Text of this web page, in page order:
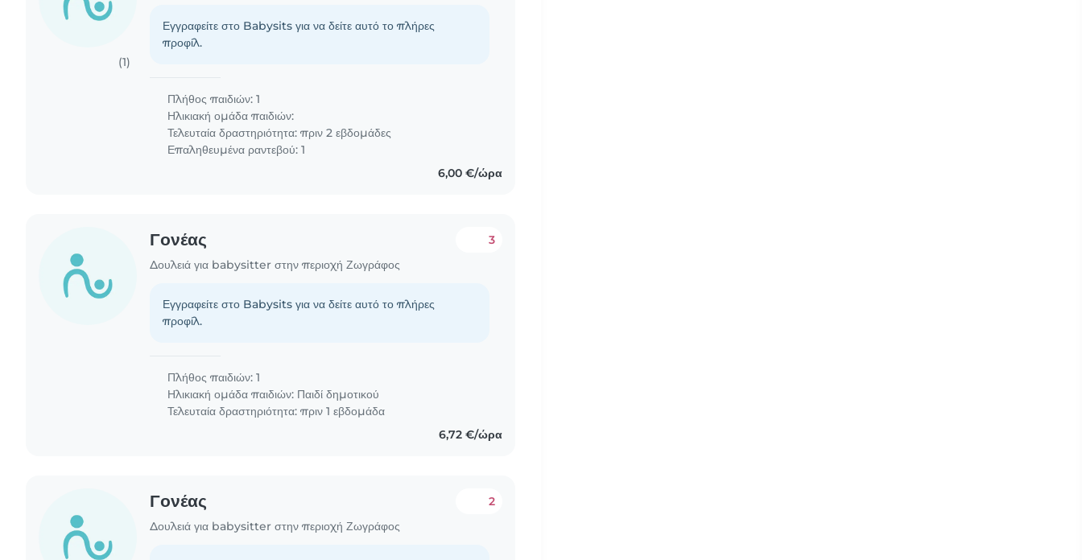
(1)
Εγγραφείτε στο Babysits για να δείτε αυτό το πλήρες
προφίλ.
Πλήθος παιδιών: 1
Ηλικιακή ομάδα παιδιών:
Τελευταία δραστηριότητα: πριν 2 εβδομάδες
Επαληθευμένα ραντεβού: 1
6,00 €/ώρα
Γονέας
Δουλειά για babysitter στην περιοχή Ζωγράφος
3
Εγγραφείτε στο Babysits για να δείτε αυτό το πλήρες
προφίλ.
Πλήθος παιδιών: 1
Ηλικιακή ομάδα παιδιών: Παιδί δημοτικού
Τελευταία δραστηριότητα: πριν 1 εβδομάδα
6,72 €/ώρα
Γονέας
Δουλειά για babysitter στην περιοχή Ζωγράφος
2